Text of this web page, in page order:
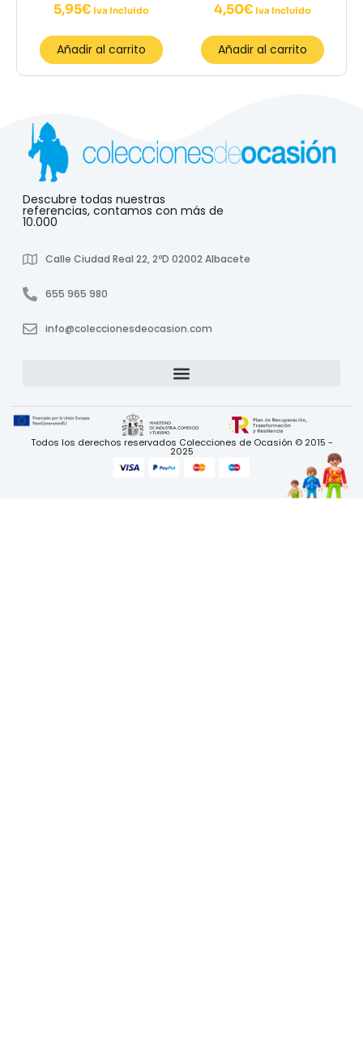
5,95€ Iva Incluido
Añadir al carrito
4,50€ Iva Incluido
Añadir al carrito
Descubre todas nuestras
referencias, contamos con más de
10.000
Calle Ciudad Real 22, 2ºD 02002 Albacete
655 965 980
info@coleccionesdeocasion.com
Todos los derechos reservados Colecciones de Ocasión © 2015 -
2025